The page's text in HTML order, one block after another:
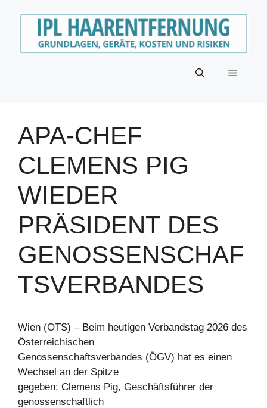
Menü
APA-CHEF
CLEMENS PIG
WIEDER
PRÄSIDENT DES
GENOSSENSCHAF
TSVERBANDES
Wien (OTS) – Beim heutigen Verbandstag 2026 des
Österreichischen
Genossenschaftsverbandes (ÖGV) hat es einen
Wechsel an der Spitze
gegeben: Clemens Pig, Geschäftsführer der
genossenschaftlich